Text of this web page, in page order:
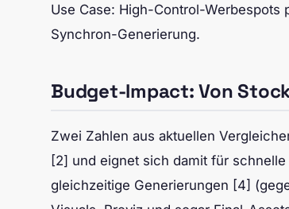
Use Case: High-Control-
Synchron-Generierung.
Budget-Impact: Von
Zwei Zahlen aus aktuellen
[2] und eignet sich damit für
gleichzeitige Generierungen [4]